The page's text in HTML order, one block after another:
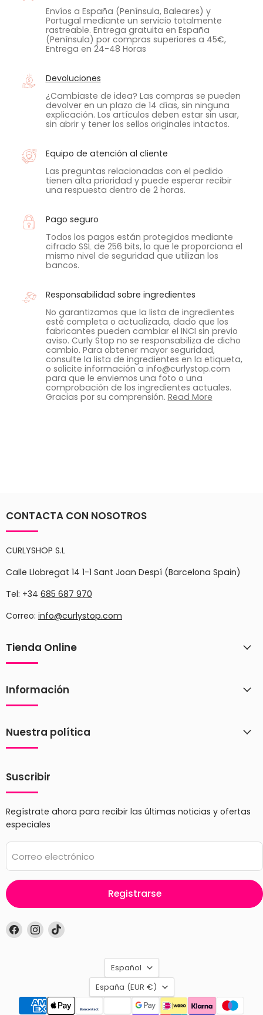
Envíos a España (Península, Baleares) y
Portugal mediante un servicio totalmente
rastreable. Entrega gratuita en España
(Península) por compras superiores a 45€,
Entrega en 24-48 Horas
Devoluciones
¿Cambiaste de idea? Las compras se pueden
devolver en un plazo de 14 días, sin ninguna
explicación. Los artículos deben estar sin usar,
sin abrir y tener los sellos originales intactos.
Equipo de atención al cliente
Las preguntas relacionadas con el pedido
tienen alta prioridad y puede esperar recibir
una respuesta dentro de 2 horas.
Pago seguro
Todos los pagos están protegidos mediante
cifrado SSL de 256 bits, lo que le proporciona el
mismo nivel de seguridad que utilizan los
bancos.
Responsabilidad sobre ingredientes
No garantizamos que la lista de ingredientes
esté completa o actualizada, dado que los
fabricantes pueden cambiar el INCI sin previo
aviso. Curly Stop no se responsabiliza de dicho
cambio. Para obtener mayor seguridad,
consulte la lista de ingredientes en la etiqueta,
o solicite información a info@curlystop.com
para que le enviemos una foto o una
comprobación de los ingredientes actuales.
Gracias por su comprensión. Read More
CONTACTA CON NOSOTROS
CURLYSHOP S.L
Calle Llobregat 14 1-1 Sant Joan Despí (Barcelona Spain)
Tel: +34 685 687 970
Correo: info@curlystop.com
Tienda Online
Información
Nuestra política
Suscribir
Regístrate ahora para recibir las últimas noticias y ofertas
especiales
Correo electrónico
Registrarse
Encuéntrenos
en
Encuéntrenos
en
Encuéntrenos
Idioma
Español
País
España (EUR €)